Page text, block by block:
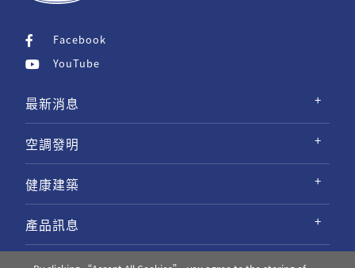
Facebook
YouTube
最新消息
空調發明
健康建築
產品訊息